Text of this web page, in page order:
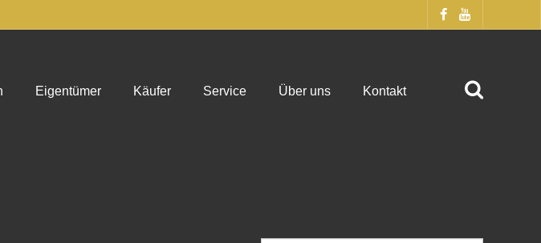
Eigentümer Käufer Service Über uns Kontakt